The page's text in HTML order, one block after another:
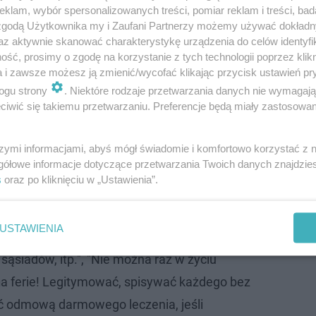
które w miniony weekend przeżywało prawdziwe
osób na Gubałówce. Widać na nim, jak
Turyści nie zachowują dystansu, spacerują też
się mnóstwo komentarzy, krytykujących takie
sobie w nowym roku?
na Zakopiance. Tak wygląda kwaran…
maseczek?"; "Wrócą do domów i
itp.", "Nie można raz w życiu
ferie! Legitymować, spisywać każdego bez
odmową darmowego leczenia, jeśli
wybór spersonalizowanych treści, pomiar reklam i treści,
Użytkownika my i Zaufani Partnerzy możemy używać
aktywnie skanować charakterystykę urządzenia do celów
prosimy o zgodę na korzystanie z tych technologii poprzez
i zawsze możesz ją zmienić/wycofać klikając przycisk ustawień
strony
. Niektóre rodzaje przetwarzania danych nie
się takiemu przetwarzaniu. Preferencje będą miały
informacjami, abyś mógł świadomie i komfortowo korzystać z
informacje dotyczące przetwarzania Twoich danych
oraz po kliknięciu w „Ustawienia”.
USTAWIENIA